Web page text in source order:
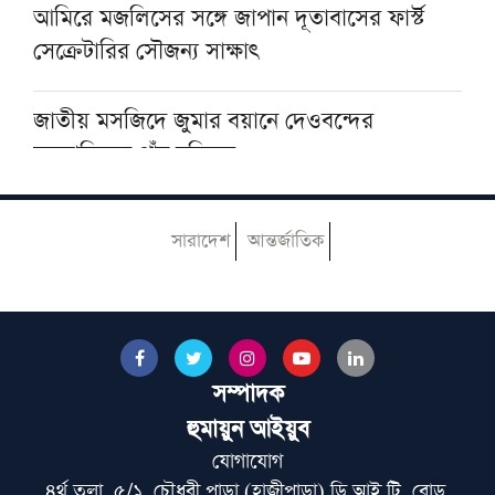
আমিরে মজলিসের সঙ্গে জাপান দূতাবাসের ফার্স্ট
সেক্রেটারির সৌজন্য সাক্ষাৎ
জাতীয় মসজিদে জুমার বয়ানে দেওবন্দের
মুহতামিমের পাঁচ নসিহত
৫ আগস্ট বন্ধ থাকবে আল-হাইআতুল উলয়া ও
আজ ঢাকায় আসছেন দেওবন্দের মুহতামিম, জেনে
সারাদেশ আন্তর্জাতিক
সম্পাদক
হুমায়ুন আইয়ুব
যোগাযোগ